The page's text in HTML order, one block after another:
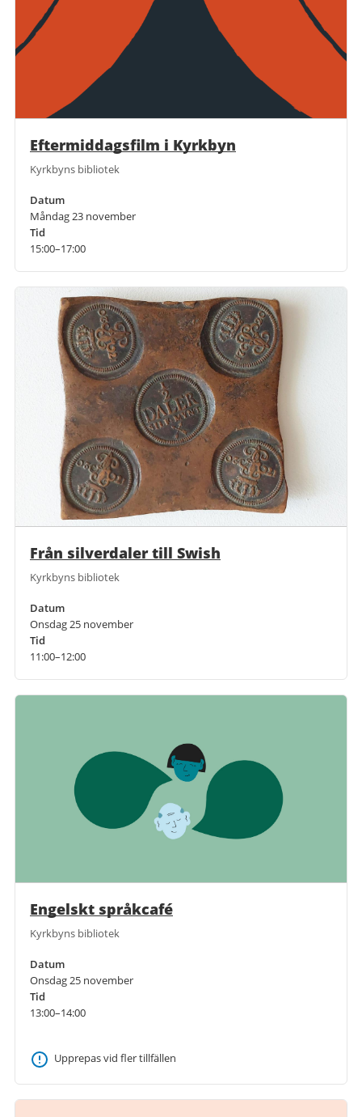
Eftermiddagsfilm i Kyrkbyn
Kyrkbyns bibliotek
Datum
Måndag 23 november
Tid
15:00–17:00
Från silverdaler till Swish
Kyrkbyns bibliotek
Datum
Onsdag 25 november
Tid
11:00–12:00
Engelskt språkcafé
Kyrkbyns bibliotek
Datum
Onsdag 25 november
Tid
13:00–14:00
Upprepas vid fler tillfällen